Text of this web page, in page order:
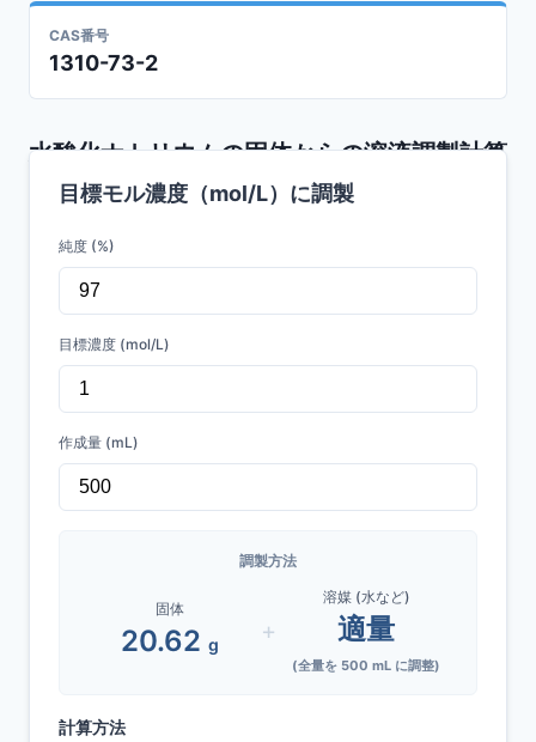
CAS番号
1310-73-2
水酸化ナトリウムの固体からの溶液調製計算
目標モル濃度（mol/L）に調製
純度 (%)
目標濃度 (mol/L)
作成量 (mL)
調製方法
固体
20.62 g +
溶媒 (水など)
適量
(全量を 500 mL に調整)
計算方法